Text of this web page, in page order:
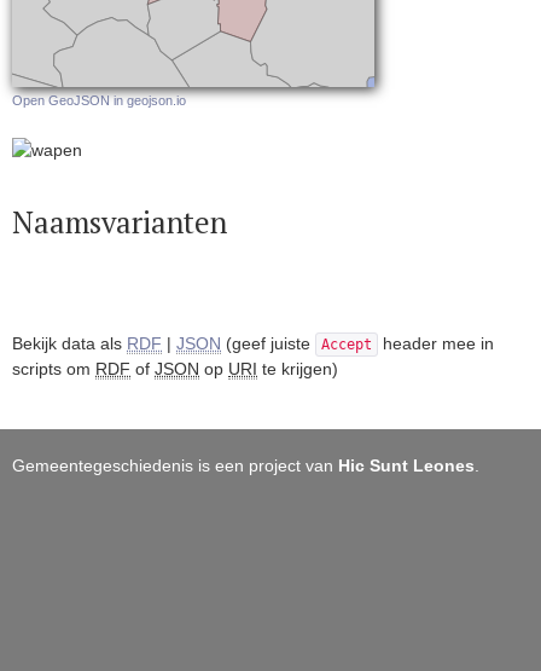
Open GeoJSON in geojson.io
Naamsvarianten
Bekijk data als RDF | JSON (geef juiste Accept
header mee in
scripts om RDF of JSON op URI te krijgen)
Gemeentegeschiedenis is een project van Hic Sunt Leones.